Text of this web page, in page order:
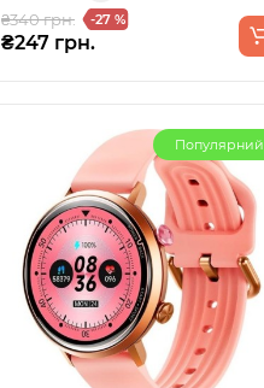
₴340 грн. -27 %
₴247 грн.
Популярний